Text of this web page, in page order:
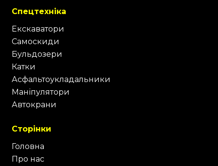
Спецтехніка
Екскаватори
Самоскиди
Бульдозери
Катки
Асфальтоукладальники
Маніпулятори
Автокрани
Сторінки
Головна
Про нас